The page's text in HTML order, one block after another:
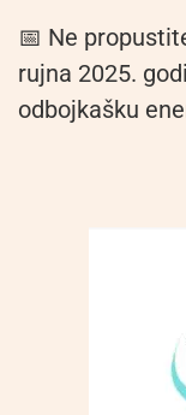
📅 Ne
rujna 2025.
odbojkašku